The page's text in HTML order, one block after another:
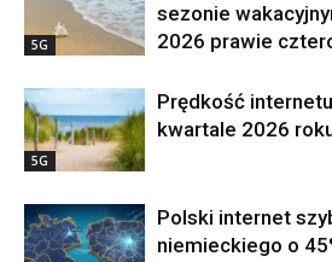
5G
sezonie
2026 prawie
5G
Prędkość
kwartale 2026
Polski internet
niemieckiego o